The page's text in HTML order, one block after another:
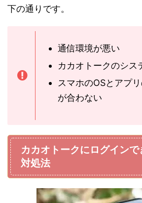
下の通りです。
通信環境が悪い
カカオトークのシス
スマホのOSとアプ
が合わない
カカオトークにログイン
対処法